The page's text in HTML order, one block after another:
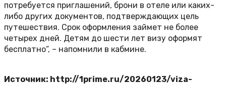
потребуется приглашений, брони в отеле или каких-
либо других документов, подтверждающих цель
путешествия. Срок оформления займет не более
четырех дней. Детям до шести лет визу оформят
бесплатно”, – напомнили в кабмине.
Источник: http://1prime.ru/20260123/viza-